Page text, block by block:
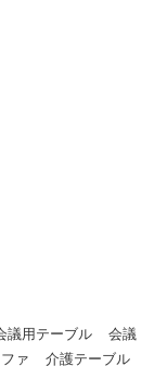
議用テーブル
会議
ァ
介護テーブル